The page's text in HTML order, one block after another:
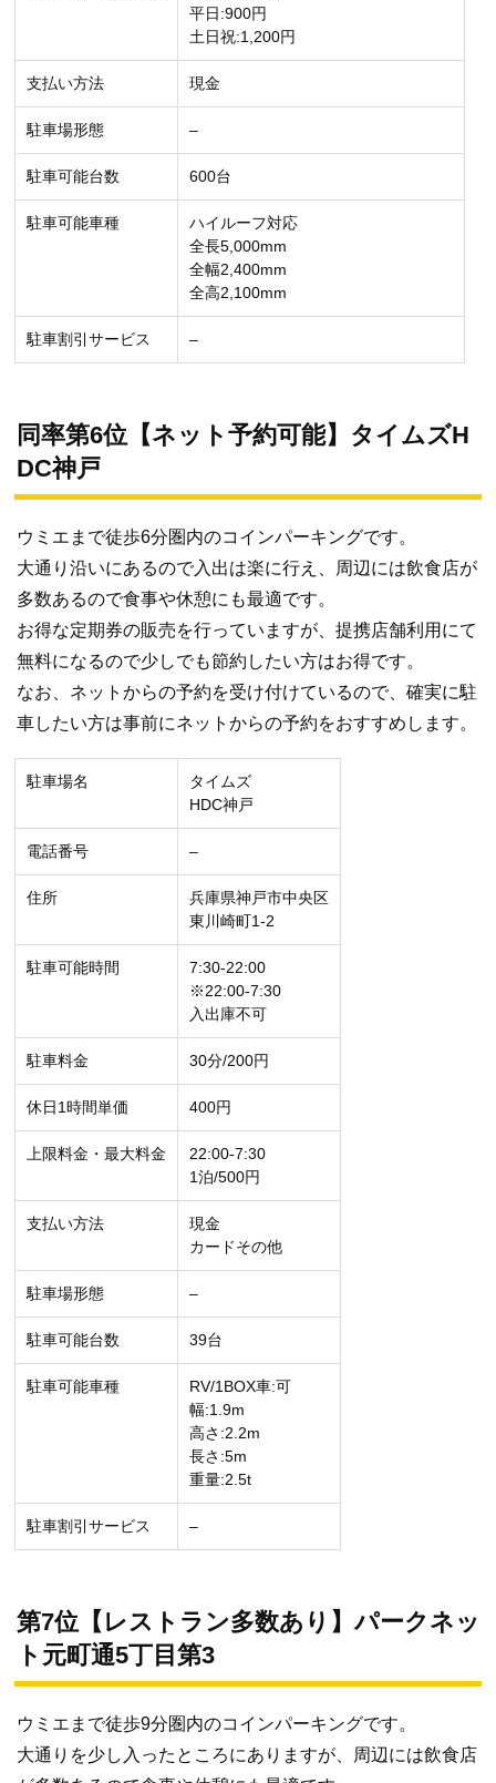
平日:900円
土日祝:1,200円
支払い方法 現金
駐車場形態 –
駐車可能台数 600台
駐車可能車種
ハイルーフ対応
全長5,000mm
全幅2,400mm
全高2,100mm
駐車割引サービス –
同率第6位【ネット予約可能】タイムズH
DC神戸
ウミエまで徒歩6分圏内のコインパーキングです。
大通り沿いにあるので入出は楽に行え、周辺には飲食店が
多数あるので食事や休憩にも最適です。
お得な定期券の販売を行っていますが、提携店舗利用にて
無料になるので少しでも節約したい方はお得です。
なお、ネットからの予約を受け付けているので、確実に駐
車したい方は事前にネットからの予約をおすすめします。
駐車場名
タイムズ
HDC神戸
電話番号 –
住所
兵庫県神戸市中央区
東川崎町1-2
駐車可能時間
7:30-22:00
※22:00-7:30
入出庫不可
駐車料金 30分/200円
休日1時間単価 400円
上限料金・最大料金
22:00-7:30
1泊/500円
支払い方法
現金
カードその他
駐車場形態 –
駐車可能台数 39台
駐車可能車種
RV/1BOX車:可
幅:1.9m
高さ:2.2m
長さ:5m
重量:2.5t
駐車割引サービス –
第7位【レストラン多数あり】パークネッ
ト元町通5丁目第3
ウミエまで徒歩9分圏内のコインパーキングです。
大通りを少し入ったところにありますが、周辺には飲食店